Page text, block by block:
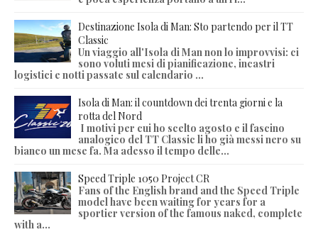
Destinazione Isola di Man: Sto partendo per il TT
Classic
Un viaggio all'Isola di Man non lo improvvisi: ci
sono voluti mesi di pianificazione, incastri
logistici e notti passate sul calendario ...
Isola di Man: il countdown dei trenta giorni e la
rotta del Nord
I motivi per cui ho scelto agosto e il fascino
analogico del TT Classic li ho già messi nero su
bianco un mese fa. Ma adesso il tempo delle...
Speed Triple 1050 Project CR
Fans of the English brand and the Speed Triple
model have been waiting for years for a
sportier version of the famous naked, complete
with a...